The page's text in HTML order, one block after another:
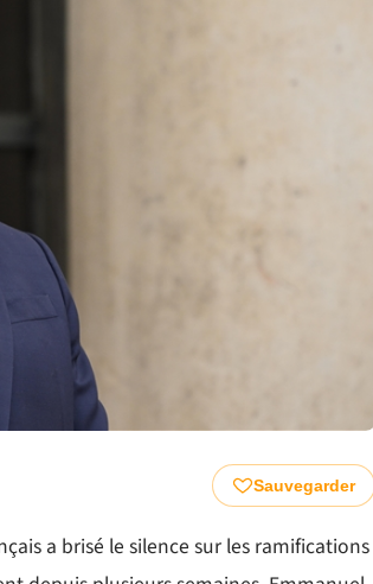
Sauvegarder
a brisé le silence sur les ramifications